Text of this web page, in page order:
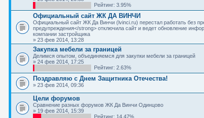
Рейтинг: 3.95%
Официальный сайт ЖК ДА ВИНЧИ
Официальный сайт ЖК Да Винчи (lvinci.ru) перестал работать без
предупреждения</strong> отключила сайт и ведет обновление
компании застройщика
» 23 фев 2014, 13:28
Закупка мебели за границей
Делимся опытом, объединяемся для закупки мебели за границей
» 24 фев 2014, 17:25
Рейтинг: 2.63%
Поздравляю с Днем Защитника Отечества!
» 23 фев 2014, 09:36
Цели форумов
Сравнение разных форумов ЖК Да Винчи Одинцово
» 19 фев 2014, 15:39
Рейтинг: 14.47%